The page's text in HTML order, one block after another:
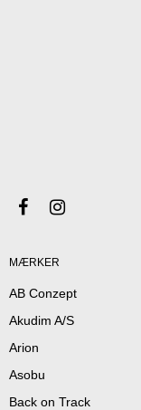
MÆRKER
AB Conzept
Akudim A/S
Arion
Asobu
Back on Track